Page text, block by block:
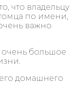
что владельцу
по имени,
важно
большое
домашнего